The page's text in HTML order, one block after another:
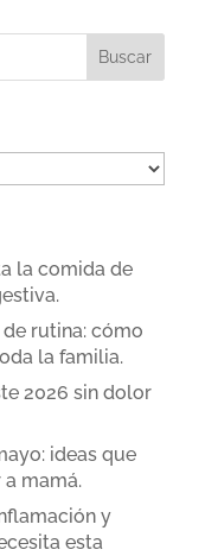
la comida de
rutina: cómo
la familia.
2026 sin dolor
ideas que
mamá.
y
esta